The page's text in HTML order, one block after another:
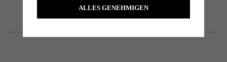
ALLES GENEHMIGEN